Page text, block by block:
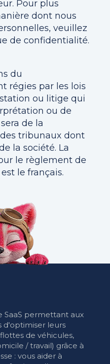
Pour plus
dont nous
veuillez
de confidentialité.
du
régies par les lois
ou litige qui
ou de
de la
tribunaux dont
la société. La
le règlement de
le français.
SaaS permettant aux
d'optimiser leurs
de véhicules,
/ travail) grâce à
: vous aider à